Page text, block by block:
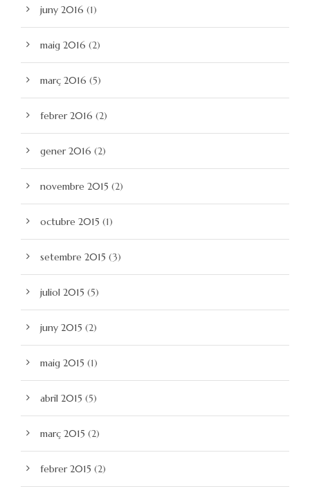
juny 2016 (1)
maig 2016 (2)
març 2016 (5)
febrer 2016 (2)
gener 2016 (2)
novembre 2015 (2)
octubre 2015 (1)
setembre 2015 (3)
juliol 2015 (5)
juny 2015 (2)
maig 2015 (1)
abril 2015 (5)
març 2015 (2)
febrer 2015 (2)